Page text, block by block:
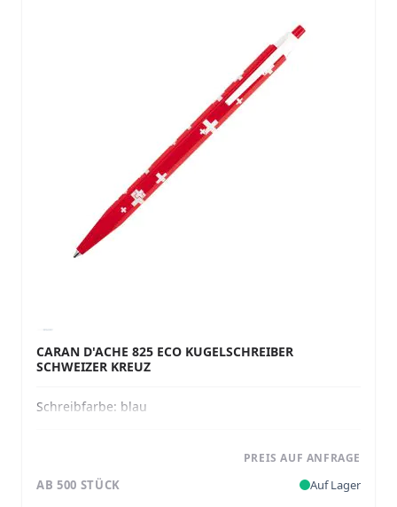
CARAN D'ACHE 825 ECO KUGELSCHREIBER
SCHWEIZER KREUZ
Schreibfarbe: blau
PREIS AUF ANFRAGE
AB 500 STÜCK Auf Lager